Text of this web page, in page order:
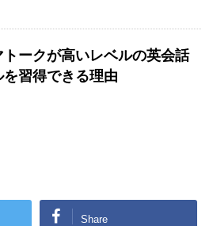
トークが高いレベルの英会話
を習得できる理由
Share